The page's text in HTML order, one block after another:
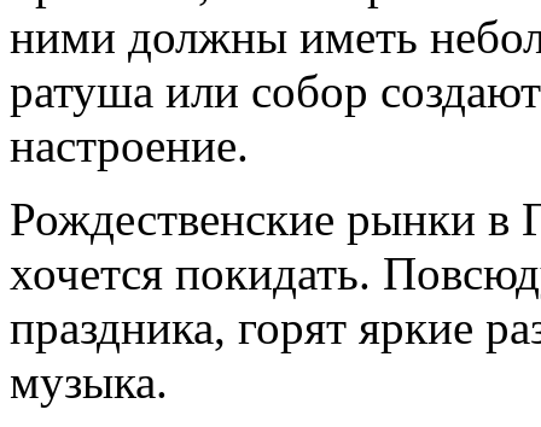
ними должны иметь
ратуша или собор
настроение.
Рождественские рынки в
хочется покидать.
праздника, горят яркие
музыка.